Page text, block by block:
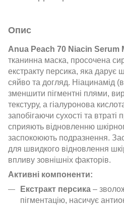
Опис
Anua Peach 70 Niacin Serum
тканинна маска, просочена
екстракту персика, яка дарує
сяйво та догляд. Ніацинамід
зменшити пігментні плями,
текстуру, а гіалуронова
запобігаючи сухості та
сприяють відновленню
заспокоюють подразнення.
для швидкого відновлення
впливу зовнішніх факторів.
Активні компоненти:
Екстракт персика –
пігментацію, насичує